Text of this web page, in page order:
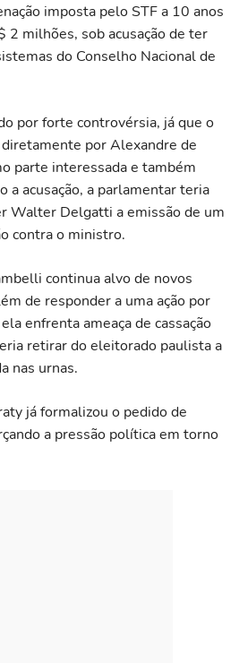
imposta pelo STF a 10 anos
2 milhões, sob acusação de ter
do Conselho Nacional de
por forte controvérsia, já que o
por Alexandre de
parte interessada e também
a acusação, a parlamentar teria
Walter Delgatti a emissão de um
contra o ministro.
continua alvo de novos
de responder a uma ação por
enfrenta ameaça de cassação
retirar do eleitorado paulista a
nas urnas.
já formalizou o pedido de
a pressão política em torno